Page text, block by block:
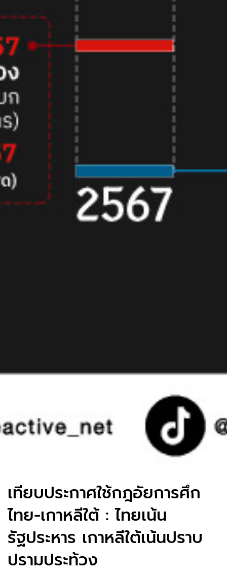
เทียบประกาศใช้กฎอัยการศึก
ไทย-เกาหลีใต้ : ไทยเน้น
รัฐประหาร เกาหลีใต้เน้นปราบ
ปรามประท้วง